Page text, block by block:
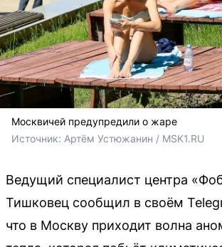
Москвичей предупредили о жаре
Источник: Артём Устюжанин / MSK1.RU
Ведущий специалист центра
Тишковец сообщил в своём
что в Москву приходит волна